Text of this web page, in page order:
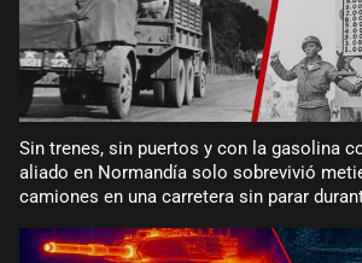
Sin trenes, sin puertos y con la gasolina
aliado en Normandía solo sobrevivió
camiones en una carretera sin parar